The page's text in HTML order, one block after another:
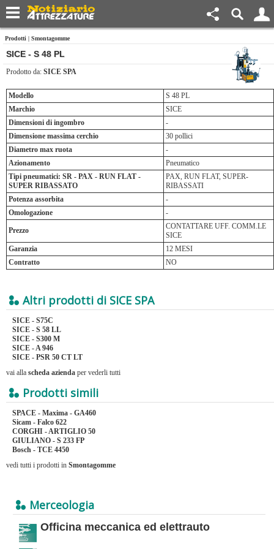
Prodotti | Smontagomme
SICE - S 48 PL
Prodotto da: SICE SPA
Modello
S 48 PL
Marchio
SICE
Dimensioni di ingombro
-
Dimensione massima cerchio
30 pollici
Diametro max ruota
-
Azionamento
Pneumatico
Tipi pneumatici: SR - PAX - RUN FLAT -
SUPER RIBASSATO
PAX, RUN FLAT, SUPER-
RIBASSATI
Potenza assorbita
-
Omologazione
-
Prezzo
CONTATTARE UFF. COMM.LE
SICE
Garanzia
12 MESI
Contratto
NO
Altri prodotti di SICE SPA
SICE - S75C
SICE - S 58 LL
SICE - S300 M
SICE - A 946
SICE - PSR 50 CT LT
vai alla scheda azienda per vederli tutti
Prodotti simili
SPACE - Maxima - GA460
Sicam - Falco 622
CORGHI - ARTIGLIO 50
GIULIANO - S 233 FP
Bosch - TCE 4450
vedi tutti i prodotti in Smontagomme
Merceologia
Officina meccanica ed elettrauto